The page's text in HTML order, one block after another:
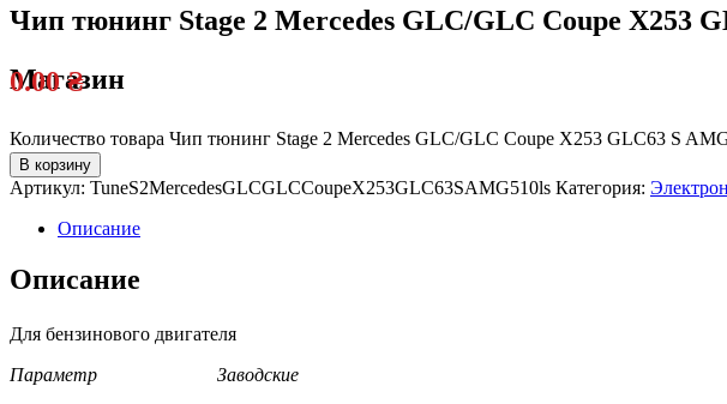
Магазин
Чип тюнинг Stage 2 Mercedes GLC/GLC Coupe X253
0.00₴
Количество товара Чип тюнинг Stage 2 Mercedes GLC/GLC Coupe X253 GLC63 S
В корзину
Артикул: TuneS2MercedesGLCGLCCoupeX253GLC63SAMG510ls Категория:
Описание
Описание
Для бензинового двигателя
Параметр Заводские